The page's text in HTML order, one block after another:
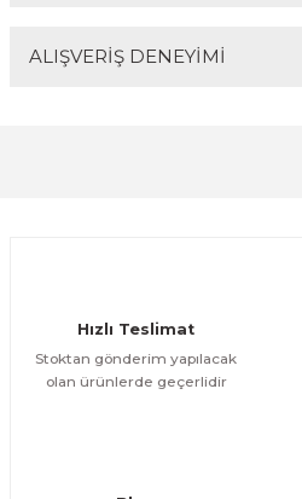
Bu ürünün fiyat bilgisi, resim,
Bu ürüne benzer farklı
ALIŞVERİŞ DENEYİMİ
Hızlı Teslimat
Stoktan gönderim yapılacak
olan ürünlerde geçerlidir